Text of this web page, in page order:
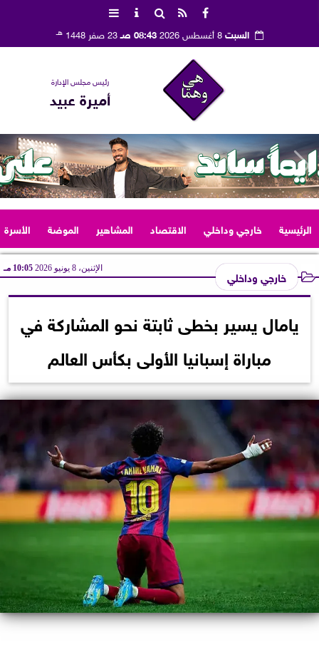
السبت8 أغسطس 2026 08:43 صـ 23 صفر 1448 هـ
رئيس مجلس الإدارة
أميرة عبيد
الرئيسية خارجي وداخلي الاقتصاد المشاهير الموضة الأسرة
خارجي وداخلي الإثنين، 8 يونيو 2026 10:05 مـ
يامال يسير بخطى ثابتة نحو المشاركة في
مباراة إسبانيا الأولى بكأس العالم